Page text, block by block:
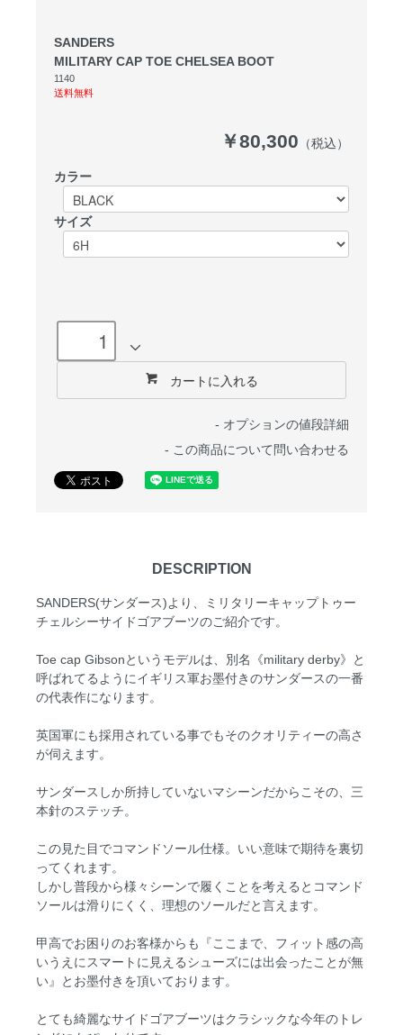
SANDERS
MILITARY CAP TOE CHELSEA BOOT
1140
送料無料
￥80,300 （税込）
カラー
サイズ
カートに入れる
- オプションの値段詳細
- この商品について問い合わせる
DESCRIPTION
SANDERS(サンダース)より、ミリタリーキャップトゥー
チェルシーサイドゴアブーツのご紹介です。
Toe cap Gibsonというモデルは、別名《military derby》と
呼ばれてるようにイギリス軍お墨付きのサンダースの一番
の代表作になります。
英国軍にも採用されている事でもそのクオリティーの高さ
が伺えます。
サンダースしか所持していないマシーンだからこその、三
本針のステッチ。
この見た目でコマンドソール仕様。いい意味で期待を裏切
ってくれます。
しかし普段から様々シーンで履くことを考えるとコマンド
ソールは滑りにくく、理想のソールだと言えます。
甲高でお困りのお客様からも『ここまで、フィット感の高
いうえにスマートに見えるシューズには出会ったことが無
い』とお墨付きを頂いております。
とても綺麗なサイドゴアブーツはクラシックな今年のトレ